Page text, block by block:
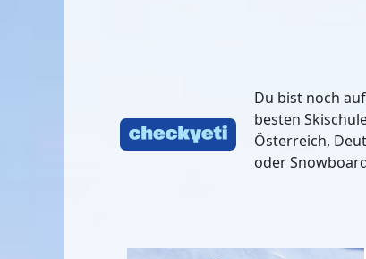
Du bist noch
besten
Österreich,
oder